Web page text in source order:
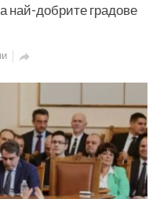
най-добрите градове
